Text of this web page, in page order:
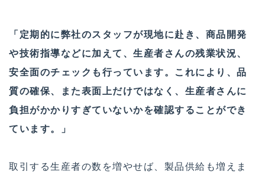
「定期的に弊社のスタッフが現地に赴き、商品開発
や技術指導などに加えて、生産者さんの残業状況、
安全面のチェックも行っています。これにより、品
質の確保、また表面上だけではなく、生産者さんに
負担がかかりすぎていないかを確認することができ
ています。」
取引する生産者の数を増やせば、製品供給も増えま